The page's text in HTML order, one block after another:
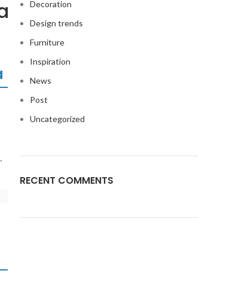
Decoration
Design trends
Furniture
Inspiration
News
Post
Uncategorized
RECENT COMMENTS